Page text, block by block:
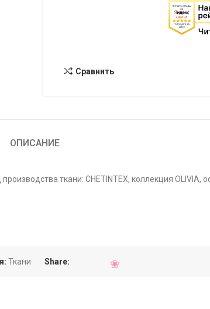
Сравнить
ОПИСАНИЕ
ткани: CHETINTEX, коллекция
Ткани Share: